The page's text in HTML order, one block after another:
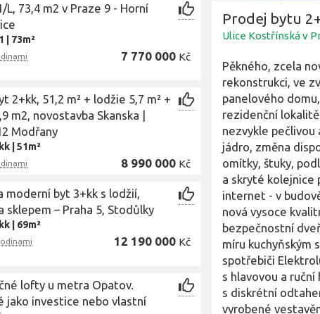
L, 73,4 m2 v Praze 9 - Horní
73m²
7 770 000 Kč
2+kk, 51,2 m² + lodžie 5,7 m² +
m2, novostavba Skanska |
Modřany
|51m²
8 990 000 Kč
moderní byt 3+kk s lodžií,
sklepem – Praha 5, Stodůlky
69m²
12 190 000 Kč
lofty u metra Opatov.
jako investice nebo vlastní
Prodej bytu
Ulice Kostřínská v
Pěkného, zcela
rekonstrukci, ve
panelového
rezidenční
nezvykle pečlivou
jádro, změna
omítky, štuky,
a skryté kolejnice
internet - v
nová vysoce
bezpečnostní
míru kuchyňským
spotřebiči
s hlavovou a
s diskrétní
vyrobené